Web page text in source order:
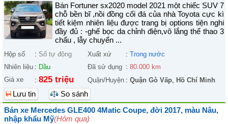
Bán Fortuner sx2020 model 2021 một chiếc SUV 7
chỗ bền bĩ ,nồi đồng cối đá của nhà Toyota cực kì
tiết kiệm nhiên liệu được trang bị options tiện nghi
đầy đủ : -ghế bọc da chỉnh điện,vô lắng thể thao 3
chấu , lẫy chuyển ...
Hộp số : Số tự động Xuất xứ : Trong nước
Nhiên liệu : Dầu Đã sử dụng : 80.000 km
Giá xe
: 825 triệu Quận/Huyện : Quận Gò Vấp, Hồ Chí Minh
Lưu tin
So sánh
Bán xe Mercedes GLE400 4Matic Coupe, đời 2017, màu Nâu,
nhập khẩu Mỹ(Hôm qua)